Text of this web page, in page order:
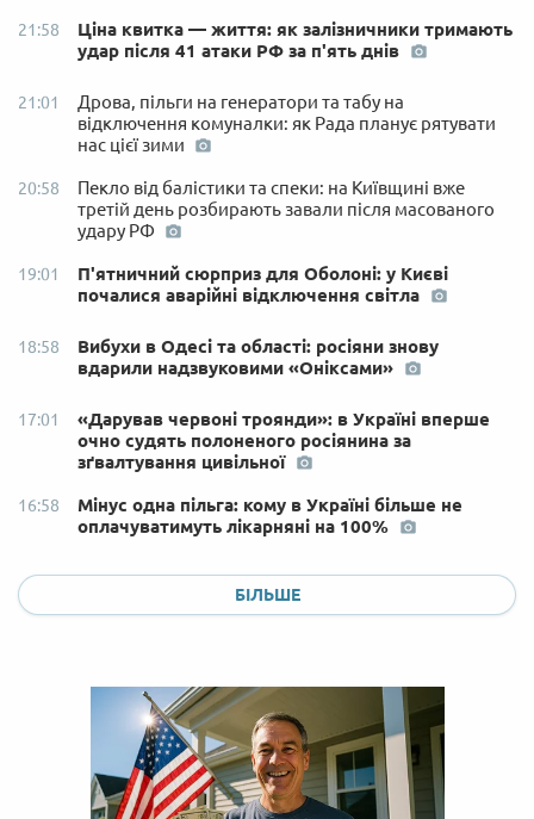
21:58
Ціна квитка — життя: як залізничники тримають
удар після 41 атаки РФ за п'ять днів
21:01
Дрова, пільги на генератори та табу на
відключення комуналки: як Рада планує рятувати
нас цієї зими
20:58
Пекло від балістики та спеки: на Київщині вже
третій день розбирають завали після масованого
удару РФ
19:01
П'ятничний сюрприз для Оболоні: у Києві
почалися аварійні відключення світла
18:58
Вибухи в Одесі та області: росіяни знову
вдарили надзвуковими «Оніксами»
17:01
«Дарував червоні троянди»: в Україні вперше
очно судять полоненого росіянина за
зґвалтування цивільної
16:58
Мінус одна пільга: кому в Україні більше не
оплачуватимуть лікарняні на 100%
БІЛЬШЕ